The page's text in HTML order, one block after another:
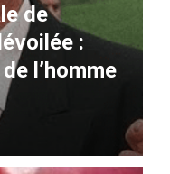
de
:
l’homme